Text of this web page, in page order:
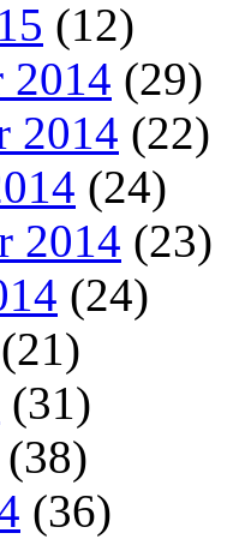
(12)
2014 (29)
2014 (22)
(24)
2014 (23)
(24)
(21)
(31)
(38)
(36)